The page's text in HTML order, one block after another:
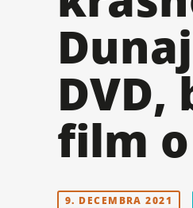
DVD,
film
9. DECEMBRA 2021